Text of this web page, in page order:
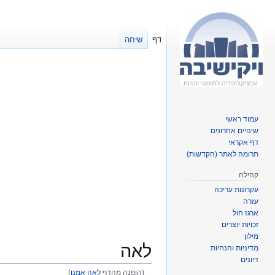
לאה
(הופנה מהדף לאה אמנו)
דף שיחה
עמוד ראשי
שינויים אחרונים
דף אקראי
תרומה לאתר (הקדשות)
קהילה
עקרונות עריכה
עזרה
ארגז חול
זכויות יוצרים
מילון
מדיניות והנחיות
דיונים